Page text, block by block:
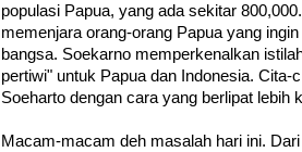
populasi Papua, yang ada sekitar
memenjara orang-orang Papua yang
bangsa. Soekarno memperkenalkan
pertiwi" untuk Papua dan Indonesia. Cita-
Soeharto dengan cara yang berlipat lebih
Macam-macam deh masalah hari ini.